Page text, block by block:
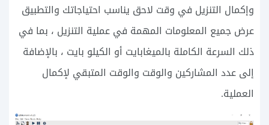
وإكمال التنزيل في وقت لاحق يناسب احتياجاتك والتطبيق
عرض جميع المعلومات المهمة في عملية التنزيل ، بما في
ذلك السرعة الكاملة بالميغابايت أو الكيلو بايت ، بالإضافة
إلى عدد المشاركين والوقت والوقت المتبقي لإكمال
العملية.